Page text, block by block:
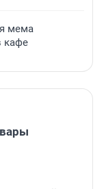
мема
кафе